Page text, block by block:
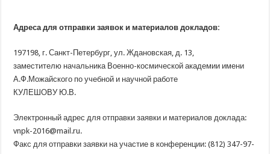
Адреса для отправки заявок и материалов докладов:
197198, г. Санкт-Петербург, ул. Ждановская, д. 13,
заместителю начальника Военно-космической академии имени
А.Ф.Можайского по учебной и научной работе
КУЛЕШОВУ Ю.В.
Электронный адрес для отправки заявки и материалов доклада:
vnpk-2016@mail.ru.
Факс для отправки заявки на участие в конференции: (812) 347-97-